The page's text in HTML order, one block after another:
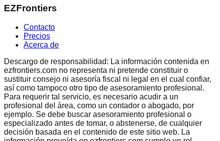
EZFrontiers
Contacto
Precios
Acerca de
Descargo de responsabilidad: La información contenida en
ezfrontiers.com no representa ni pretende constituir o
sustituir consejo ni asesoría fiscal ni legal en el cual confiar,
así como tampoco otro tipo de asesoramiento profesional.
Para requerir tal servicio, es necesario acudir a un
profesional del área, como un contador o abogado, por
ejemplo. Se debe buscar asesoramiento profesional o
especializado antes de tomar, o abstenerse, de cualquier
decisión basada en el contenido de este sitio web. La